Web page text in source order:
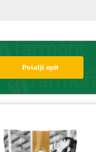
Pošalji upit